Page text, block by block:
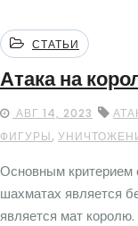
СТАТЬИ
Атака на
АВГ 14, 2023
ФИГУРЫ,
Основным критерием
шахматах является
является мат